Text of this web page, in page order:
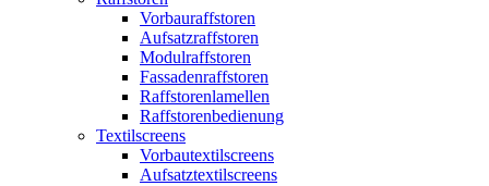
Vorbauraffstoren
Aufsatzraffstoren
Modulraffstoren
Fassadenraffstoren
Raffstorenlamellen
Raffstorenbedienung
Textilscreens
Vorbautextilscreens
Aufsatztextilscreens